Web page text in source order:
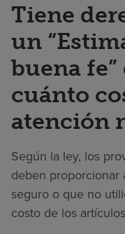
Tiene
un
buena
cuánto
atención
Según la ley, los
deben proporcionar
seguro o que no
costo de los